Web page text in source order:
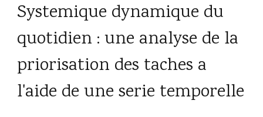
Systemique dynamique du
quotidien : une analyse de la
priorisation des taches a
l'aide de une serie temporelle